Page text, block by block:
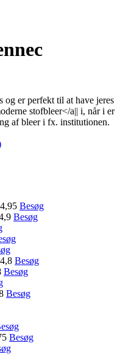
er perfekt til at have jeres
stofbleer</a|| i, når i er
af bleer i fx. institutionen.
Besøg
Besøg
Besøg
Besøg
Besøg
Besøg